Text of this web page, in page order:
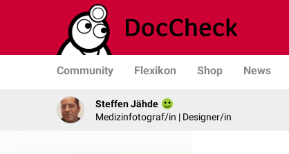
Community Flexikon Shop News
Steffen Jähde
Medizinfotograf/in | Designer/in